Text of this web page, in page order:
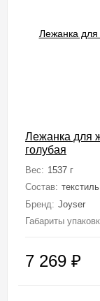
Лежанка для
голубая
Вес: 1537 г
Состав:
Бренд: Joyser
Габариты
7 269 ₽